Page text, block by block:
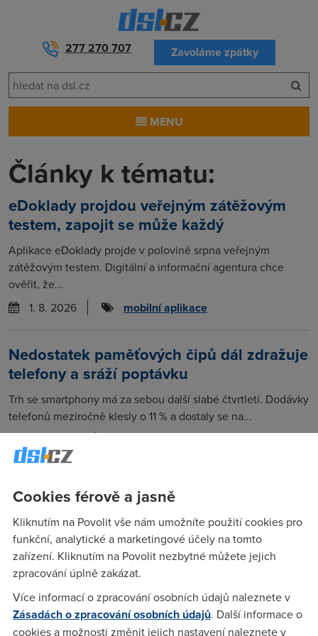
277 270 707 Zavoláme zpátky
MENU
Články k tématu:
eDoklady projdou veřejným zátěžovým
testem, zapojit se může každý
Aplikace eDoklady projde v polovině srpna veřejným
zátěžovým testem. Digitální a informační agentura chce
ověřit, že...
1. 8. 2026
mobilní aplikace
Nedostatek paměťových čipů dál zdražuje
telefony a sráží poptávku
Trh se smartphony má za sebou další slabé čtvrtletí. Dodávky
telefonů meziročně klesly o 11 % a dostaly se na...
Francie jako první v Evropě zakáže
sociální sítě dětem do 15 let
Francie schválila zákon, který od roku 2027 zakáže
používání sociálních sítí dětem mladším 15 let. Přístup
bude...
telekomunikace
Cookies férově a jasně
Kliknutím na Povolit vše nám umožníte použití cookies pro
funkční, analytické a marketingové účely na tomto
zařízení. Kliknutím na Povolit nezbytné můžete jejich
zpracování úplně zakázat.
Více informací o zpracování osobních údajů naleznete v
Zásadách o zpracování osobních údajů. Další informace o
cookies a možnosti změnit jejich nastavení naleznete v